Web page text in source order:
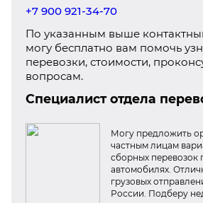
+7 900 921-34-70
По указанным выше
могу бесплатно вам помочь
перевозки, стоимости,
вопросам.
Специалист отдела
Могу предложить
частным лицам
сборных перевозок
автомобилях.
грузовых
России. Подберу